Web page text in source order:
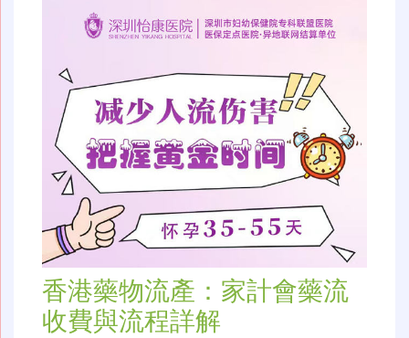
香港藥物流產：家計會藥流
收費與流程詳解